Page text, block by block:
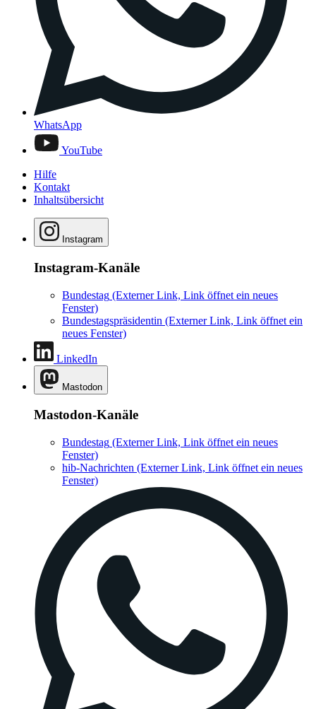
WhatsApp
YouTube
Hilfe
Kontakt
Inhaltsübersicht
Instagram
Instagram-Kanäle
Bundestag (Externer Link, Link öffnet ein neues
Fenster)
Bundestagspräsidentin (Externer Link, Link öffnet ein
neues Fenster)
LinkedIn
Mastodon
Mastodon-Kanäle
Bundestag (Externer Link, Link öffnet ein neues
Fenster)
hib-Nachrichten (Externer Link, Link öffnet ein neues
Fenster)